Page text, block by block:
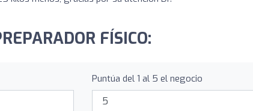
FÍSICO:
Puntúa del 1 al 5 el negocio